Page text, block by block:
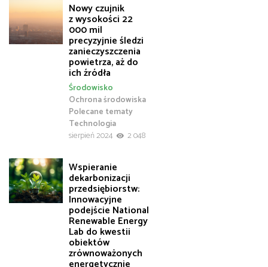
Nowy czujnik
z wysokości 22
000 mil
precyzyjnie śledzi
zanieczyszczenia
powietrza, aż do
ich źródła
Ochrona środowiska
Polecane tematy
Środowisko
Technologia
sierpień 2024
2 048
Wspieranie
dekarbonizacji
przedsiębiorstw:
Innowacyjne
podejście National
Renewable Energy
Lab do kwestii
obiektów
zrównoważonych